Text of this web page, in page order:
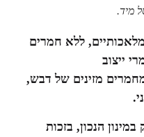
ללא חמרים
מזינים שלדבש,
הנכון, בזכות